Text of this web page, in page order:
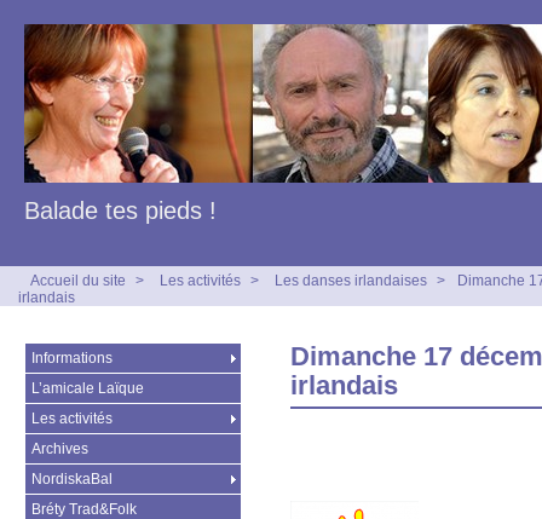
Balade tes pieds !
Accueil du site > Les activités > Les danses irlandaises >
Dimanche
irlandais
Dimanche 17
irlandais
Informations
L’amicale Laïque
Les activités
Archives
NordiskaBal
Bréty Trad&Folk